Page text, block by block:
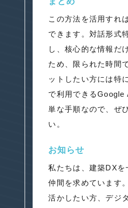
この方法を活用すれ
できます。対話形式
し、核心的な情報だ
ため、限られた時間
ットしたい方には特
で利用できる
単な手順なので、ぜ
い。
お知らせ
私たちは、建築DXを
仲間を求めています
活かしたい方、デジ